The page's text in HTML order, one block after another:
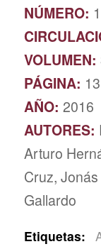
NÚMERO: 1
VOLUMEN:
PÁGINA:
AÑO: 2016
AUTORES:
Arturo
Cruz,
Gallardo
Etiquetas: